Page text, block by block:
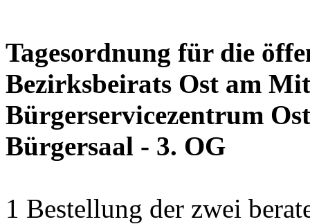
Tagesordnung für die
Bezirksbeirats Ost am
Bürgerservicezentrum
Bürgersaal - 3. OG
1 Bestellung der zwei